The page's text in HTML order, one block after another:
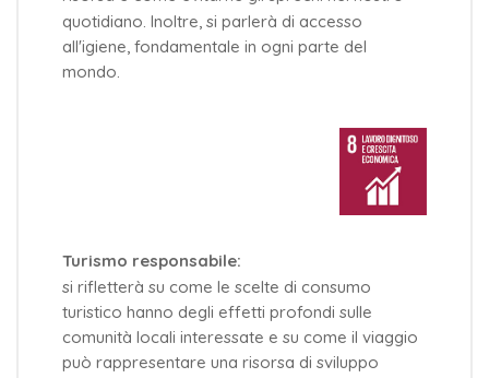
quotidiano. Inoltre, si parlerà di accesso
all'igiene, fondamentale in ogni parte del
mondo.
Turismo responsabile:
si rifletterà su come le scelte di consumo
turistico hanno degli effetti profondi sulle
comunità locali interessate e su come il viaggio
può rappresentare una risorsa di sviluppo